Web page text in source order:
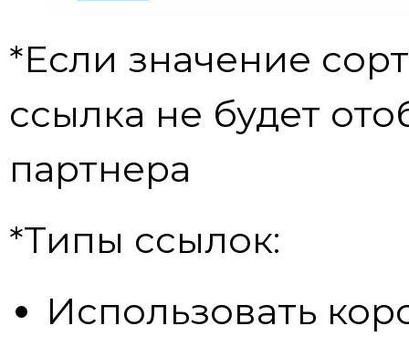
*Если значение
ссылка не будет
партнера
*Типы ссылок:
Использовать